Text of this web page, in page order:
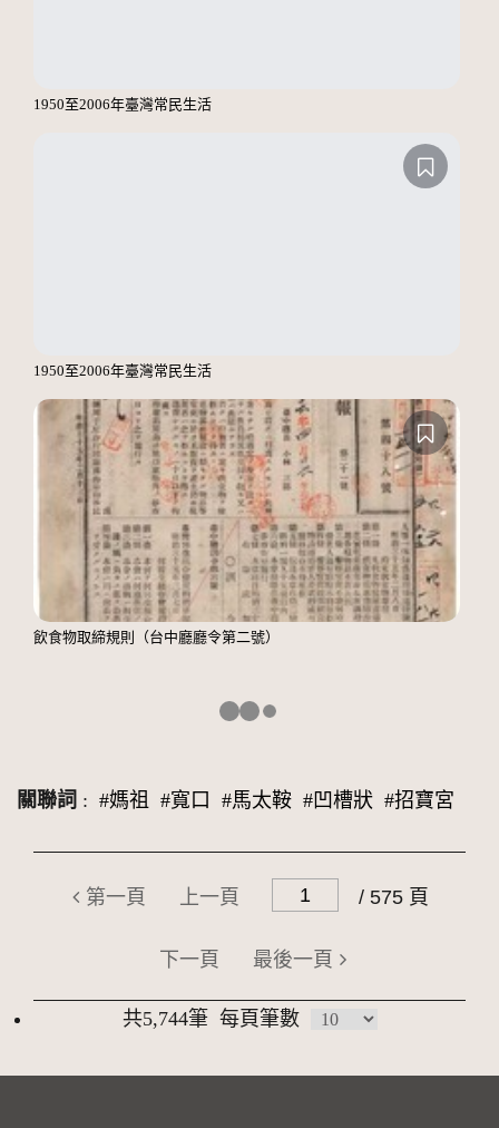
1950至2006年臺灣常民生活
1950至2006年臺灣常民生活
飲食物取締規則（台中廳廳令第二號）
關聯詞 : #媽祖 #寬口 #馬太鞍 #凹槽狀 #招寶宮
第一頁 上一頁 / 575 頁
下一頁 最後一頁
共5,744筆 每頁筆數